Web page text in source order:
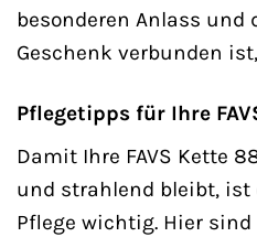
besonderen Anlass und
Geschenk verbunden
Pflegetipps für Ihre
Damit Ihre FAVS Kette
und strahlend bleibt, ist
Pflege wichtig. Hier